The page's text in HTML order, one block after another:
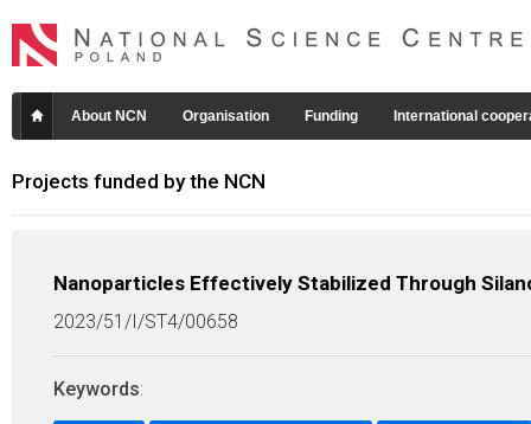
About NCN Organisation Funding International
Projects funded by the NCN
Nanoparticles Effectively Stabilized Through
2023/51/I/ST4/00658
Keywords: